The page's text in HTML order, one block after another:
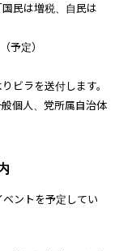
民は増税、自民は
予定）
ビラを送付します。
個人、党所属自治体
ントを予定してい